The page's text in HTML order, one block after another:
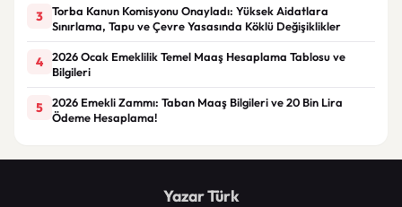
3
Torba Kanun Komisyonu Onayladı: Yüksek Aidatlara
Sınırlama, Tapu ve Çevre Yasasında Köklü Değişiklikler
4
2026 Ocak Emeklilik Temel Maaş Hesaplama Tablosu ve
Bilgileri
5
2026 Emekli Zammı: Taban Maaş Bilgileri ve 20 Bin Lira
Ödeme Hesaplama!
Yazar Türk